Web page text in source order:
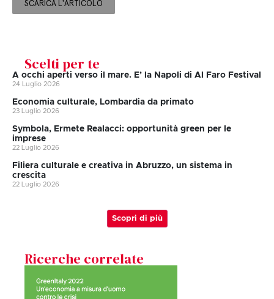
SCARICA L'ARTICOLO
Scelti per te
A occhi aperti verso il mare. E’ la Napoli di Al Faro Festival
24 Luglio 2026
Economia culturale, Lombardia da primato
23 Luglio 2026
Symbola, Ermete Realacci: opportunità green per le
imprese
22 Luglio 2026
Filiera culturale e creativa in Abruzzo, un sistema in
crescita
22 Luglio 2026
Scopri di più
Ricerche correlate